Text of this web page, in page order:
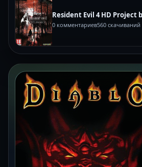
Resident Evil 4 HD Project
0 комментариев560 скачиваний